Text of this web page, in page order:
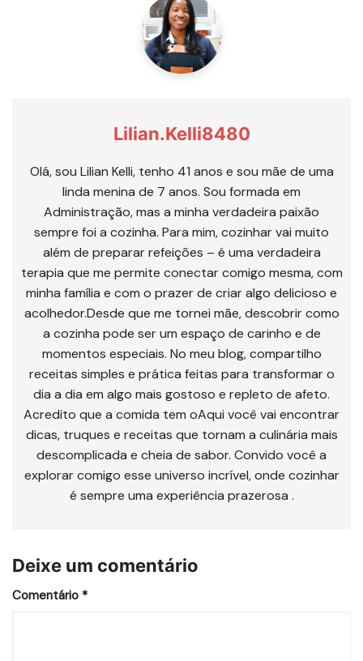
Lilian.kelli8480
Olá, sou Lilian Kelli, tenho 41 anos e sou mãe de uma
linda menina de 7 anos. Sou formada em
Administração, mas a minha verdadeira paixão
sempre foi a cozinha. Para mim, cozinhar vai muito
além de preparar refeições – é uma verdadeira
terapia que me permite conectar comigo mesma, com
minha família e com o prazer de criar algo delicioso e
acolhedor.Desde que me tornei mãe, descobrir como
a cozinha pode ser um espaço de carinho e de
momentos especiais. No meu blog, compartilho
receitas simples e prática feitas para transformar o
dia a dia em algo mais gostoso e repleto de afeto.
Acredito que a comida tem oAqui você vai encontrar
dicas, truques e receitas que tornam a culinária mais
descomplicada e cheia de sabor. Convido você a
explorar comigo esse universo incrível, onde cozinhar
é sempre uma experiência prazerosa .
Deixe um comentário
Comentário *